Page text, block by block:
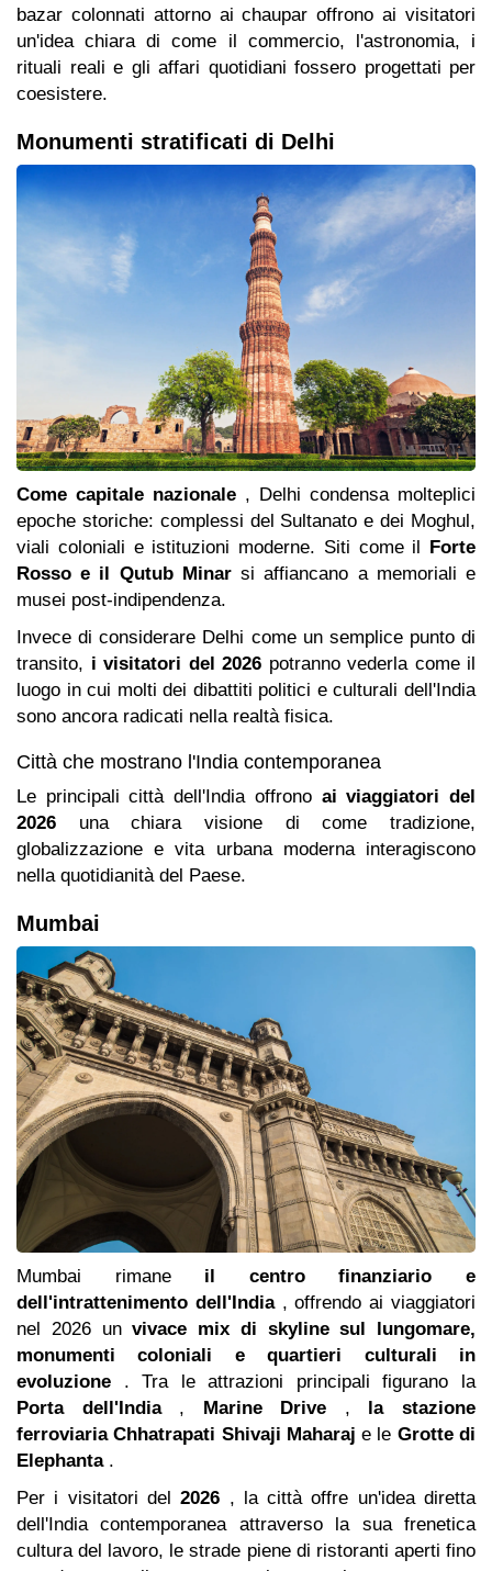
bazar colonnati attorno ai chaupar offrono ai visitatori
un'idea chiara di come il commercio, l'astronomia, i
rituali reali e gli affari quotidiani fossero progettati per
coesistere.
Monumenti stratificati di Delhi
Come capitale nazionale , Delhi condensa molteplici
epoche storiche: complessi del Sultanato e dei Moghul,
viali coloniali e istituzioni moderne. Siti come il Forte
Rosso e il Qutub Minarsi affiancano a memoriali e
musei post-indipendenza.
Invece di considerare Delhi come un semplice punto di
transito, i visitatori del 2026 potranno vederla come il
luogo in cui molti dei dibattiti politici e culturali dell'India
sono ancora radicati nella realtà fisica.
Città che mostrano l'India contemporanea
Le principali città dell'India offrono ai viaggiatori del
2026 una chiara visione di come tradizione,
globalizzazione e vita urbana moderna interagiscono
nella quotidianità del Paese.
Mumbai
Mumbai rimane il centro finanziario e
dell'intrattenimento dell'India, offrendo ai viaggiatori
nel 2026 unvivace mix di skyline sul lungomare,
monumenti coloniali e quartieri culturali in
evoluzione . Tra le attrazioni principali figurano la
Porta dell'India, Marine Drive , la stazione
ferroviaria Chhatrapati Shivaji Maharaj e le Grotte di
Elephanta.
Per i visitatori del2026 , la città offre un'idea diretta
dell'India contemporanea attraverso la sua frenetica
cultura del lavoro, le strade piene di ristoranti aperti fino